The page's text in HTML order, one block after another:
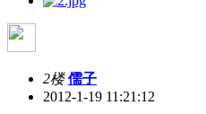
2楼 儒子
2012-1-19 11:21:12